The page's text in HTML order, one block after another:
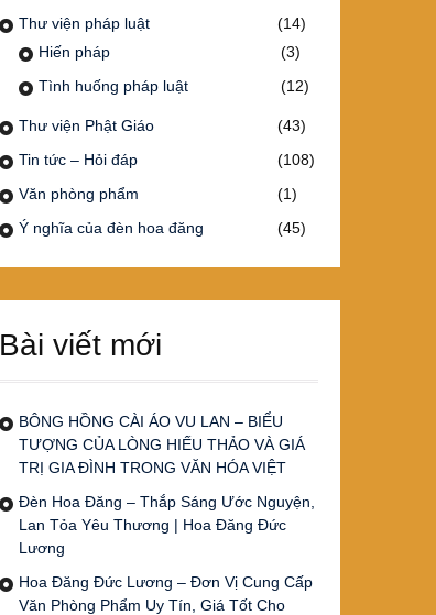
Thư viện pháp luật
(14)
Hiến pháp
(3)
Tình huống pháp luật
(12)
Thư viện Phật Giáo
(43)
Tin tức – Hỏi đáp
(108)
Văn phòng phẩm
(1)
Ý nghĩa của đèn hoa đăng
(45)
Bài viết mới
BÔNG HỒNG CÀI ÁO VU LAN – BIỂU
TƯỢNG CỦA LÒNG HIẾU THẢO VÀ GIÁ
TRỊ GIA ĐÌNH TRONG VĂN HÓA VIỆT
Đèn Hoa Đăng – Thắp Sáng Ước Nguyện,
Lan Tỏa Yêu Thương | Hoa Đăng Đức
Lương
Hoa Đăng Đức Lương – Đơn Vị Cung Cấp
Văn Phòng Phẩm Uy Tín, Giá Tốt Cho